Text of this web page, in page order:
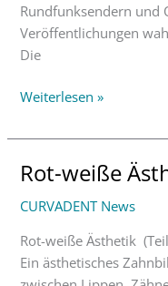
Rundfunksendern und
Veröffentlichungen
Die
Weiterlesen »
Rot-weiße
CURVADENT News
Rot-weiße Ästhetik
Ein ästhetisches
Rot-
Ästhetik
–
Teil
2